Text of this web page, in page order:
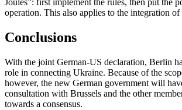
Joules”: first im­plement the rules, then put the
operation. This also applies to the inte­gration of
Conclusions
With the joint German-US declaration, Berlin
role in connecting Ukraine. Because of the
however, the new German govern­ment will
consultation with Brussels and the other
towards a consensus.